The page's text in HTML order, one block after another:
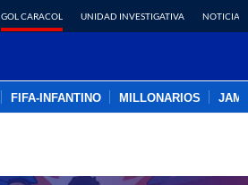
GOL CARACOL UNIDAD INVESTIGATIVA NOTICIAS
FIFA-INFANTINO MILLONARIOS